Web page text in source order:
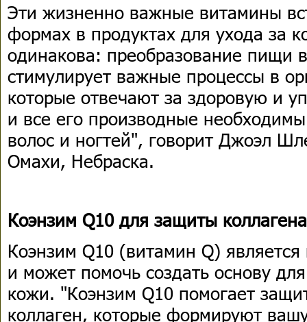
Эти жизненно важные витамины
формах в продуктах для ухода за
одинакова: преобразование пищи
стимулирует важные процессы в
которые отвечают за здоровую и
и все его производные
волос и ногтей", говорит Джоэл
Омахи, Небраска.
Коэнзим Q10 для защиты коллагена
Коэнзим Q10 (витамин Q)
и может помочь создать основу
кожи. "Коэнзим Q10 помогает
коллаген, которые формируют